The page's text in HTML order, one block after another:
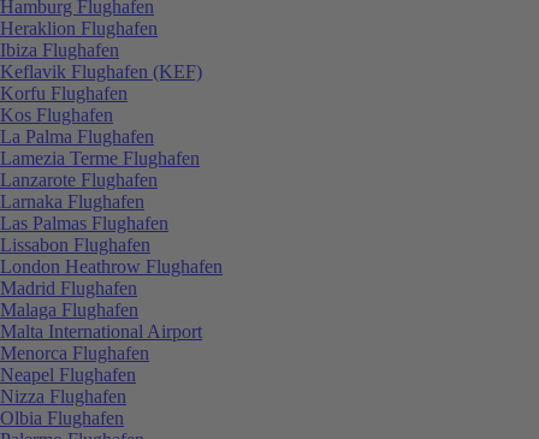
Hamburg Flughafen
Heraklion Flughafen
Ibiza Flughafen
Keflavik Flughafen (KEF)
Korfu Flughafen
Kos Flughafen
La Palma Flughafen
Lamezia Terme Flughafen
Lanzarote Flughafen
Larnaka Flughafen
Las Palmas Flughafen
Lissabon Flughafen
London Heathrow Flughafen
Madrid Flughafen
Malaga Flughafen
Malta International Airport
Menorca Flughafen
Neapel Flughafen
Nizza Flughafen
Olbia Flughafen